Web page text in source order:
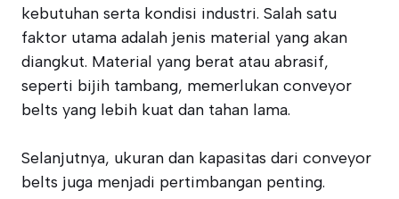
kebutuhan serta kondisi industri. Salah satu
faktor utama adalah jenis material yang akan
diangkut. Material yang berat atau abrasif,
seperti bijih tambang, memerlukan conveyor
belts yang lebih kuat dan tahan lama.
Selanjutnya, ukuran dan kapasitas dari conveyor
belts juga menjadi pertimbangan penting.